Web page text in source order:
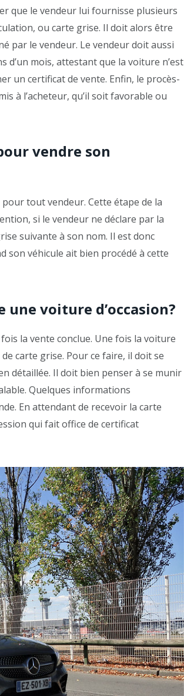
que le vendeur lui fournisse plusieurs
ou carte grise. Il doit alors être
par le vendeur. Le vendeur doit aussi
mois, attestant que la voiture n’est
un certificat de vente. Enfin, le procès-
à l’acheteur, qu’il soit favorable ou
vendre son
tout vendeur. Cette étape de la
si le vendeur ne déclare par la
suivante à son nom. Il est donc
son véhicule ait bien procédé à cette
voiture d’occasion?
la vente conclue. Une fois la voiture
carte grise. Pour ce faire, il doit se
détaillée. Il doit bien penser à se munir
Quelques informations
En attendant de recevoir la carte
qui fait office de certificat